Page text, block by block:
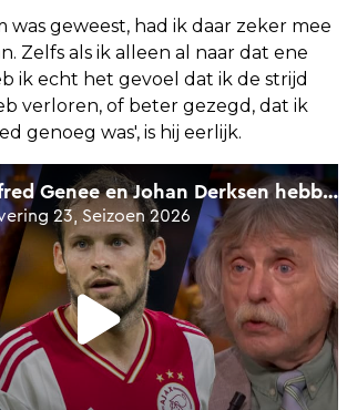
was geweest, had ik daar zeker mee
Zelfs als ik alleen al naar dat ene
ik echt het gevoel dat ik de strijd
verloren, of beter gezegd, dat ik
genoeg was', is hij eerlijk.